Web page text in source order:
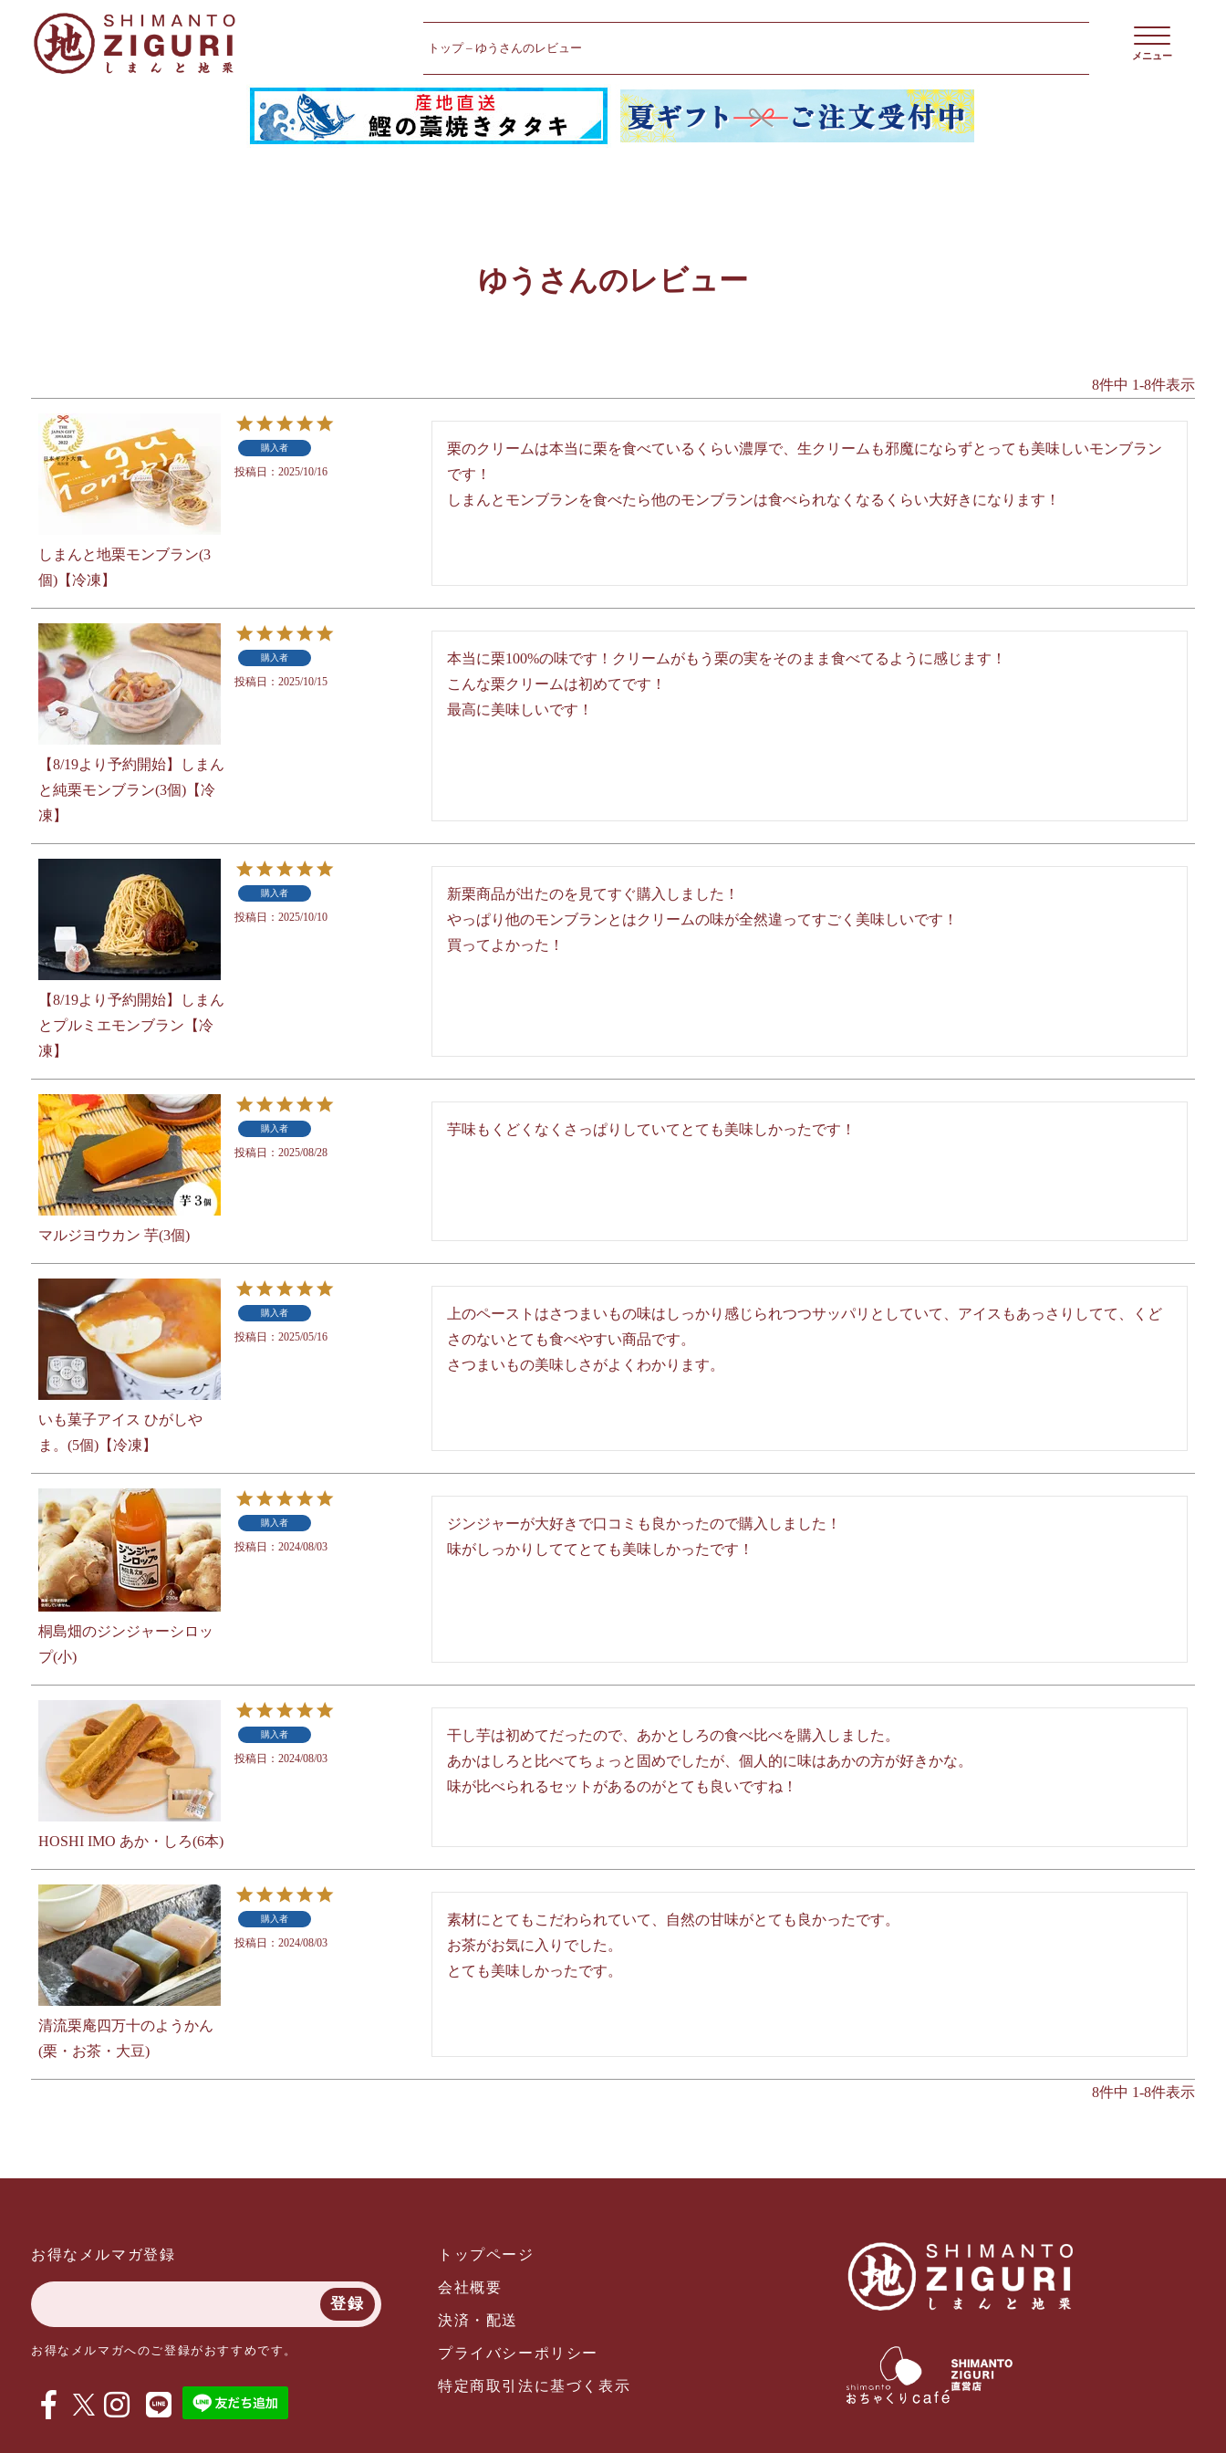
トップ ゆうさんのレビュー
メニュー
ゆうさんのレビュー
8件中 1-8件表示
しまんと地栗モンブラン(3
個)【冷凍】
購入者
投稿日 2025/10/16
栗のクリームは本当に栗を食べているくらい濃厚で、生クリームも邪魔にならずとっても美味しいモンブラン
です！
しまんとモンブランを食べたら他のモンブランは食べられなくなるくらい大好きになります！
【8/19より予約開始】しまん
と純栗モンブラン(3個)【冷
凍】
購入者
投稿日 2025/10/15
本当に栗100%の味です！クリームがもう栗の実をそのまま食べてるように感じます！
こんな栗クリームは初めてです！
最高に美味しいです！
【8/19より予約開始】しまん
とプルミエモンブラン【冷
凍】
購入者
投稿日 2025/10/10
新栗商品が出たのを見てすぐ購入しました！
やっぱり他のモンブランとはクリームの味が全然違ってすごく美味しいです！
買ってよかった！
マルジヨウカン 芋(3個)
購入者
投稿日 2025/08/28
芋味もくどくなくさっぱりしていてとても美味しかったです！
いも菓子アイス ひがしや
ま。(5個)【冷凍】
購入者
投稿日 2025/05/16
上のペーストはさつまいもの味はしっかり感じられつつサッパリとしていて、アイスもあっさりしてて、くど
さのないとても食べやすい商品です。
さつまいもの美味しさがよくわかります。
桐島畑のジンジャーシロッ
プ(小)
購入者
投稿日 2024/08/03
ジンジャーが大好きで口コミも良かったので購入しました！
味がしっかりしててとても美味しかったです！
HOSHI IMO あか・しろ(6本)
購入者
投稿日 2024/08/03
干し芋は初めてだったので、あかとしろの食べ比べを購入しました。
あかはしろと比べてちょっと固めでしたが、個人的に味はあかの方が好きかな。
味が比べられるセットがあるのがとても良いですね！
清流栗庵四万十のようかん
(栗・お茶・大豆)
購入者
投稿日 2024/08/03
素材にとてもこだわられていて、自然の甘味がとても良かったです。
お茶がお気に入りでした。
とても美味しかったです。
8件中 1-8件表示
お得なメルマガ登録
登録
お得なメルマガへのご登録がおすすめです。
トップページ
会社概要
決済・配送
プライバシーポリシー
特定商取引法に基づく表示